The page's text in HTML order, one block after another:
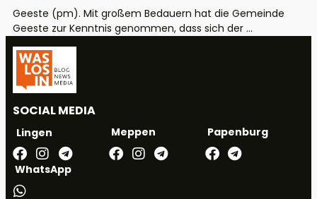
Geeste (pm). Mit großem Bedauern hat die Gemeinde
Geeste zur Kenntnis genommen, dass sich der ...
SOCIAL MEDIA
Lingen Meppen Papenburg
WhatsApp